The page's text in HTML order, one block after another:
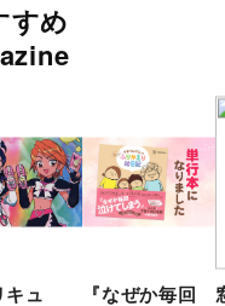
すめ
キュ
『なぜか毎回